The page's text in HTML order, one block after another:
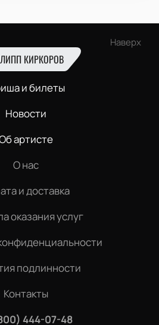
Наверх
КИРКОРОВ
и билеты
Новости
артисте
О нас
и доставка
оказания услуг
подлинности
Контакты
444-07-48